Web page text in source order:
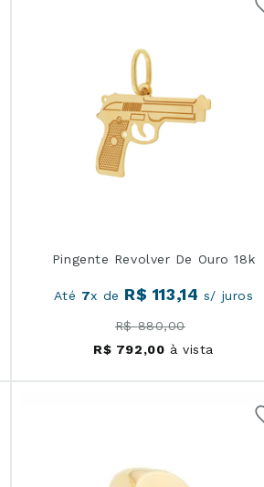
Pingente Revolver De Ouro 18k
Até 7x de R$ 113,14 s/ juros
R$ 880,00
R$ 792,00 à vista